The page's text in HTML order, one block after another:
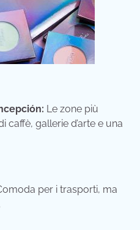
Le zone più
caffè, gallerie d’arte e una
per i trasporti, ma